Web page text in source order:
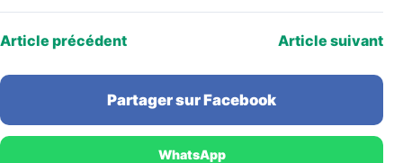
Article précédent Article suivant
Partager sur Facebook
WhatsApp